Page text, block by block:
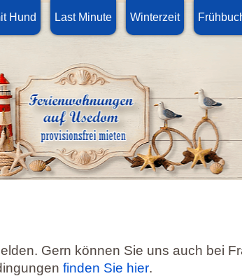
Hund Last Minute Winterzeit
Gern können Sie uns auch bei
finden Sie hier.